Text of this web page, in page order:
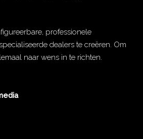
professionele
dealers te creëren. Om
naar wens in te richten.